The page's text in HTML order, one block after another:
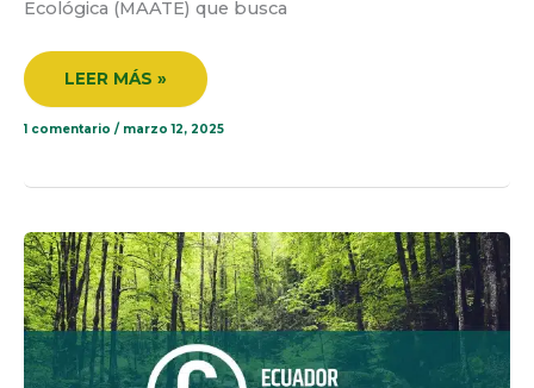
Ecológica (MAATE) que busca
LEER MÁS »
1 comentario / marzo 12, 2025
ECUADOR
CARBONO
CERO:
¿CÓMO
LAS
EMPRESAS
PUEDEN
ALCANZAR
LA
NEUTRALIDAD?